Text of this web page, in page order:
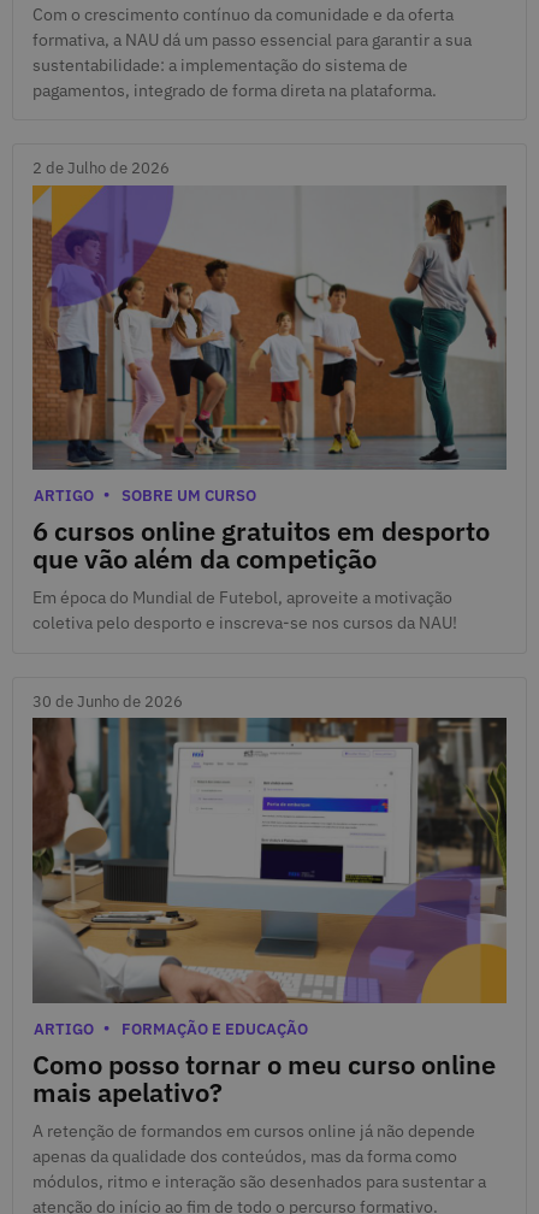
Com o crescimento contínuo da comunidade e da oferta
formativa, a NAU dá um passo essencial para garantir a sua
sustentabilidade: a implementação do sistema de
pagamentos, integrado de forma direta na plataforma.
2 de Julho de 2026
6 cursos online gratuitos em desporto
que vão além da competição
2 de Julho de 2026
Categorias
ARTIGO SOBRE UM CURSO
Em época do Mundial de Futebol, aproveite a motivação
coletiva pelo desporto e inscreva-se nos cursos da NAU!
30 de Junho de 2026
Como posso tornar o meu curso online
mais apelativo?
30 de Junho de 2026
Categorias
ARTIGO FORMAÇÃO E EDUCAÇÃO
A retenção de formandos em cursos online já não depende
apenas da qualidade dos conteúdos, mas da forma como
módulos, ritmo e interação são desenhados para sustentar a
atenção do início ao fim de todo o percurso formativo.